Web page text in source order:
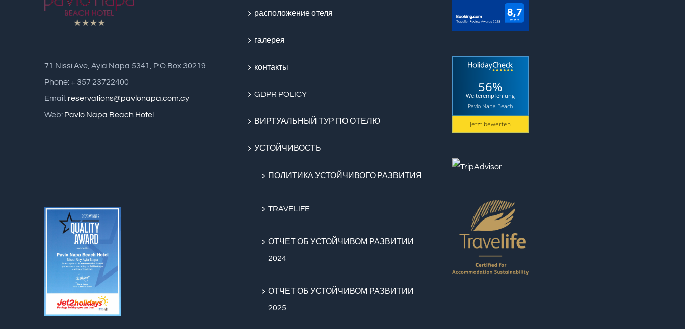
71 Nissi Ave, Ayia Napa 5341, P.O.Box 30219
Phone: + 357 23722400
Email: reservations@pavlonapa.com.cy
Web: Pavlo Napa Beach Hotel
расположение отеля
галерея
контакты
GDPR POLICY
ВИРТУАЛЬНЫЙ ТУР ПО ОТЕЛЮ
УСТОЙЧИВОСТЬ
ПОЛИТИКА УСТОЙЧИВОГО РАЗВИТИЯ
TRAVELIFE
ОТЧЕТ ОБ УСТОЙЧИВОМ РАЗВИТИИ
2024
ОТЧЕТ ОБ УСТОЙЧИВОМ РАЗВИТИИ
2025
56%
Weiterempfehlung
Pavlo Napa Beach
Jetzt bewerten